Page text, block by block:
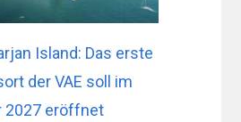
Island: Das erste
der VAE soll im
2027 eröffnet